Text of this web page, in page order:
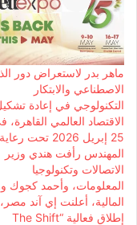
ماهر بدر لاستعراض دور
الاصطناعي والابتكار
التكنولوجي في إعادة
الاقتصاد العالمي القاهرة،
25 إبريل 2026 تحت رعاية
المهندس رأفت هندي وزير
الاتصالات وتكنولوجيا
المعلومات، وأحمد كجوك
المالية، أعلنت إي آند
إطلاق فعالية “The Shift